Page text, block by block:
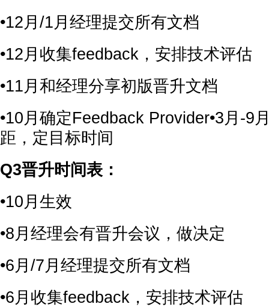
•12月/1月经理提交所有文档
•12月收集feedback，安排技术评估
•11月和经理分享初版晋升文档
•10月确定Feedback Provider•3月-9
距，定目标时间
Q3晋升时间表：
•10月生效
•8月经理会有晋升会议，做决定
•6月/7月经理提交所有文档
•6月收集feedback，安排技术评估